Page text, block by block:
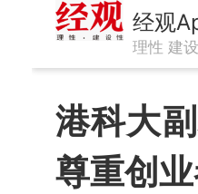
经观
理性 建
港科大
尊重创